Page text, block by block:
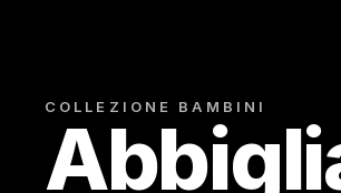
COLLEZIONE BAMBINI